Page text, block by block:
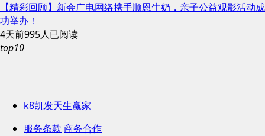
【精彩回顾】新会广电网络携手顺恩牛奶，亲子公益观影活动成
功举办！
4天前995人已阅读
top10
k8凯发天生赢家
服务条款 商务合作